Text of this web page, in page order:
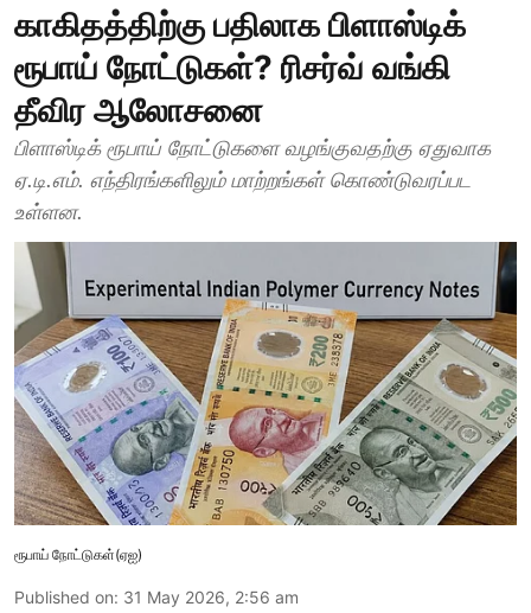
காகிதத்திற்கு பதிலாக பிளாஸ்டிக்
ரூபாய் நோட்டுகள்? ரிசர்வ் வங்கி
தீவிர ஆலோசனை
பிளாஸ்டிக் ரூபாய் நோட்டுகளை வழங்குவதற்கு ஏதுவாக
ஏ.டி.எம். எந்திரங்களிலும் மாற்றங்கள் கொண்டுவரப்பட
உள்ளன.
ரூபாய் நோட்டுகள்(ஏஐ)
Published on: 31 May 2026, 2:56 am